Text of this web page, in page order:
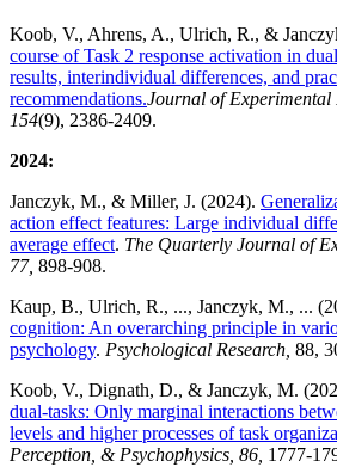
Koob, V., Ahrens, A., Ulrich, R., &
course of Task 2 response activation in
results, interindividual differences, and
recommendations.Journal of Experimental
154(9), 2386-2409.
2024:
Janczyk, M., & Miller, J. (2024).
action effect features: Large individual
average effect. The Quarterly Journal of
77, 898-908.
Kaup, B., Ulrich, R., ..., Janczyk, M., ...
cognition: An overarching principle in
psychology. Psychological Research, 88,
Koob, V., Dignath, D., & Janczyk, M.
dual-tasks: Only marginal interactions
levels and higher processes of task
Perception, & Psychophysics, 86, 1777-